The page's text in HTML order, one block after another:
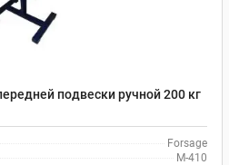
подвески ручной 200 кг
Forsage
М-410